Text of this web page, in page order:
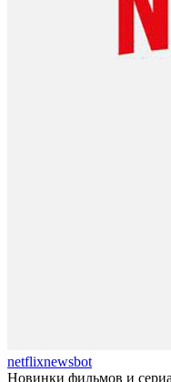
netflixnewsbot
Новинки фильмов и